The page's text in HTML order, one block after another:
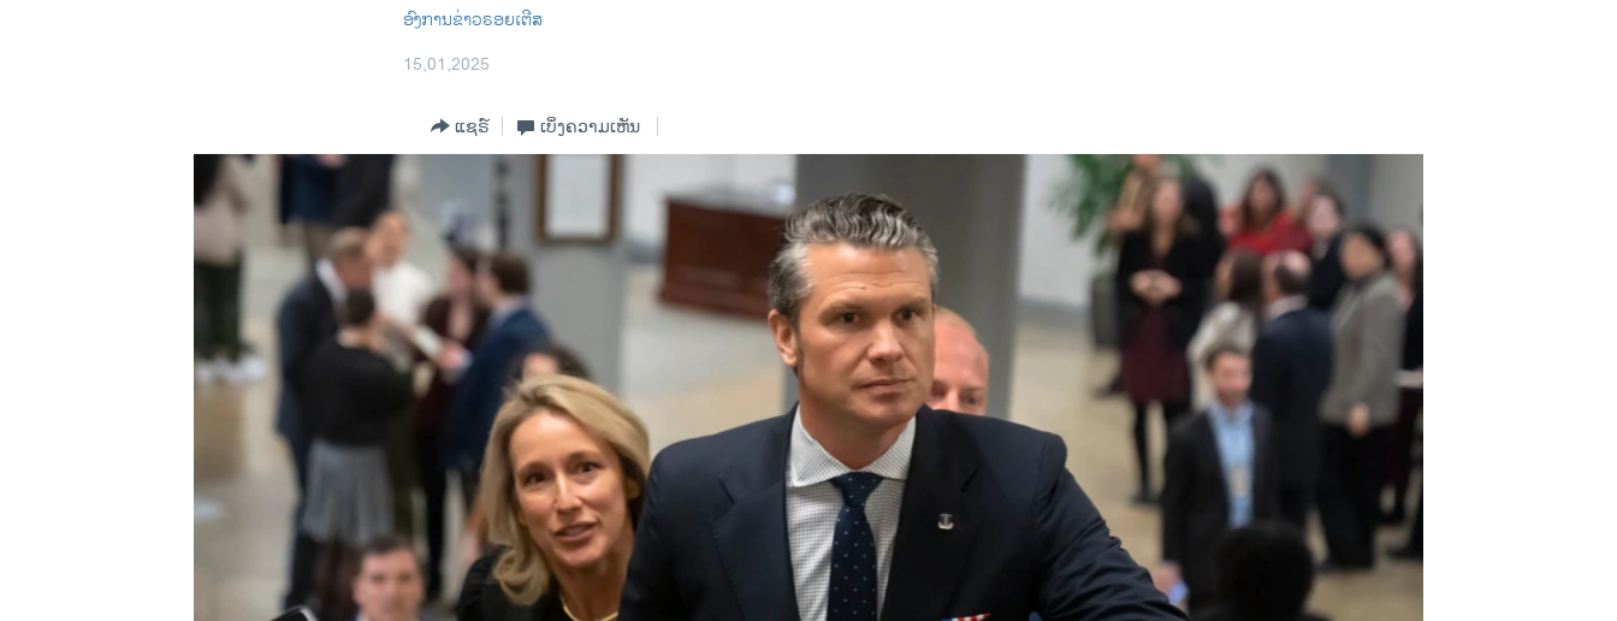
ວິທະຍາສາດ-ເທັກໂນໂລຈີ
ອົງການຂ່າວຣອຍເຕີສ
15,01,2025
ແຊຣ໌ ເບິ່ງຄວາມເຫັນ